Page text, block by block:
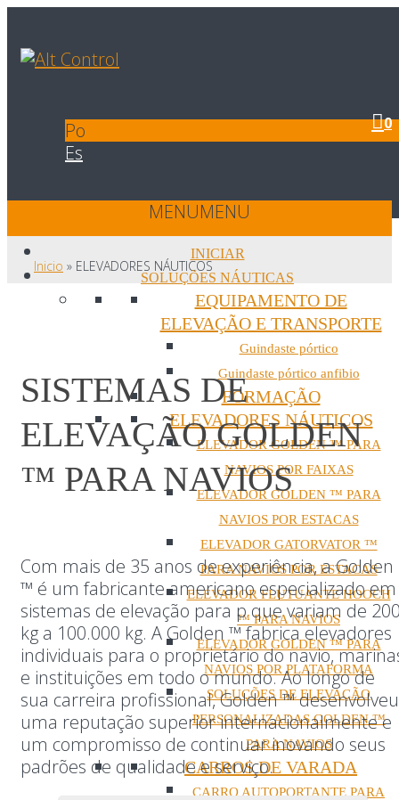
0
Po
Es
MENUMENU
INICIAR
SOLUÇÕES NÁUTICAS
EQUIPAMENTO DE
ELEVAÇÃO E TRANSPORTE
Guindaste pórtico
Guindaste pórtico anfibio
FORMAÇÃO
ELEVADORES NÁUTICOS
ELEVADOR GOLDEN ™ PARA
NAVIOS POR FAIXAS
ELEVADOR GOLDEN ™ PARA
NAVIOS POR ESTACAS
ELEVADOR GATORVATOR ™
PARA NAVIOS POR ESTACAS
ELEVADOR FLUTUANTE HOOCH
™ PARA NAVIOS
ELEVADOR GOLDEN ™ PARA
NAVIOS POR PLATAFORMA
SOLUÇÕES DE ELEVAÇÃO
PERSONALIZADAS GOLDEN ™
PARA NAVIOS
CARROS DE VARADA
CARRO AUTOPORTANTE PARA
Inicio » ELEVADORES NÁUTICOS
SISTEMAS DE
ELEVAÇÃO GOLDEN
™ PARA NAVIOS
Com mais de 35 anos de experiência, a Golden
™ é um fabricante americano especializado em
sistemas de elevação para p que variam de
kg a 100.000 kg. A Golden ™ fabrica elevadores
individuais para o proprietário do navio,
e instituições em todo o mundo. Ao longo de
sua carreira profissional, Golden ™ desenvolveu
uma reputação superior internacionalmente e
um compromisso de continuar inovando seus
padrões de qualidade e serviço.